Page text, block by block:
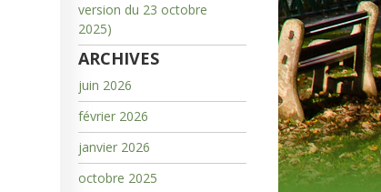
version du 23 octobre
2025)
ARCHIVES
juin 2026
février 2026
janvier 2026
octobre 2025